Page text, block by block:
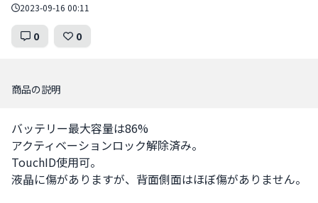
2023-09-16 00:11
0 0
商品の説明
バッテリー最大容量は86%
アクティベーションロック解除済み。
TouchID使用可。
液晶に傷がありますが、背面側面はほぼ傷がありません。